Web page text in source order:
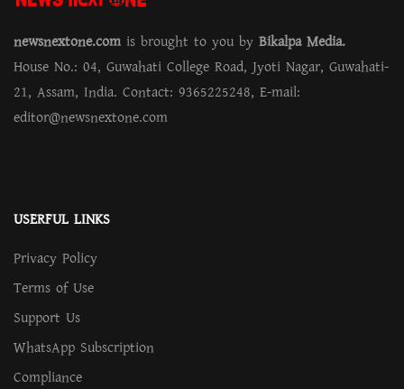
newsnextone.com is brought to you by Bikalpa Media.
House No.: 04, Guwahati College Road, Jyoti Nagar, Guwahati-
21, Assam, India. Contact: 9365225248, E-mail:
editor@newsnextone.com
USERFUL LINKS
Privacy Policy
Terms of Use
Support Us
WhatsApp Subscription
Compliance